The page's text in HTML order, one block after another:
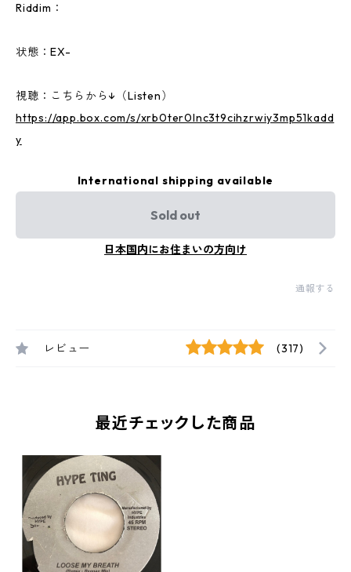
Riddim：
状態：EX-
視聴：こちらから↓（Listen）
https://app.box.com/s/xrb0ter0lnc3t9cihzrwiy3mp51kadd
y
International shipping available
Sold out
日本国内にお住まいの方向け
通報する
レビュー (317)
最近チェックした商品